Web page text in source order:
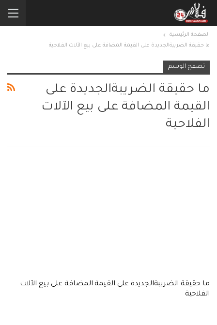
الصفحة الرئيسية
ما حقيقة الضريبةالجديدة على القيمة المضافة على بيع الآلات الفلاحية
تصفح الوسم
ما حقيقة الضريبةالجديدة على
القيمة المضافة على بيع الآلات
الفلاحية
ما حقيقة الضريبةالجديدة على القيمة المضافة على بيع الآلات
الفلاحية